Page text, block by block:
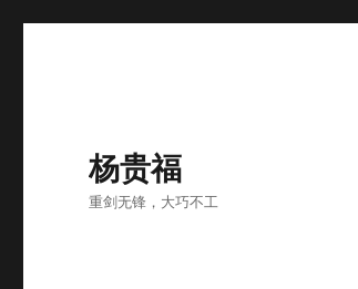
杨贵福
重剑无锋，大巧不工